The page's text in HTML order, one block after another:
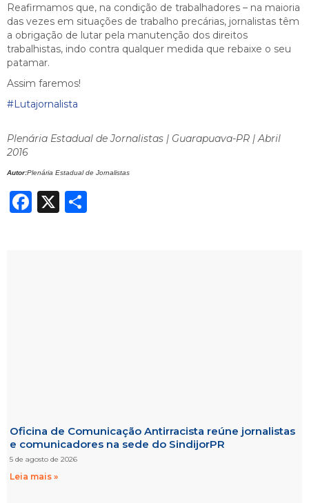
Reafirmamos que, na condição de trabalhadores – na maioria
das vezes em situações de trabalho precárias, jornalistas têm
a obrigação de lutar pela manutenção dos direitos
trabalhistas, indo contra qualquer medida que rebaixe o seu
patamar.
Assim faremos!
#Lutajornalista
Plenária Estadual de Jornalistas | Guarapuava-PR | Abril
2016
Autor:Plenária Estadual de Jornalistas
Facebook
X
Oficina de Comunicação Antirracista reúne jornalistas
e comunicadores na sede do SindijorPR
5 de agosto de 2026
Leia mais »